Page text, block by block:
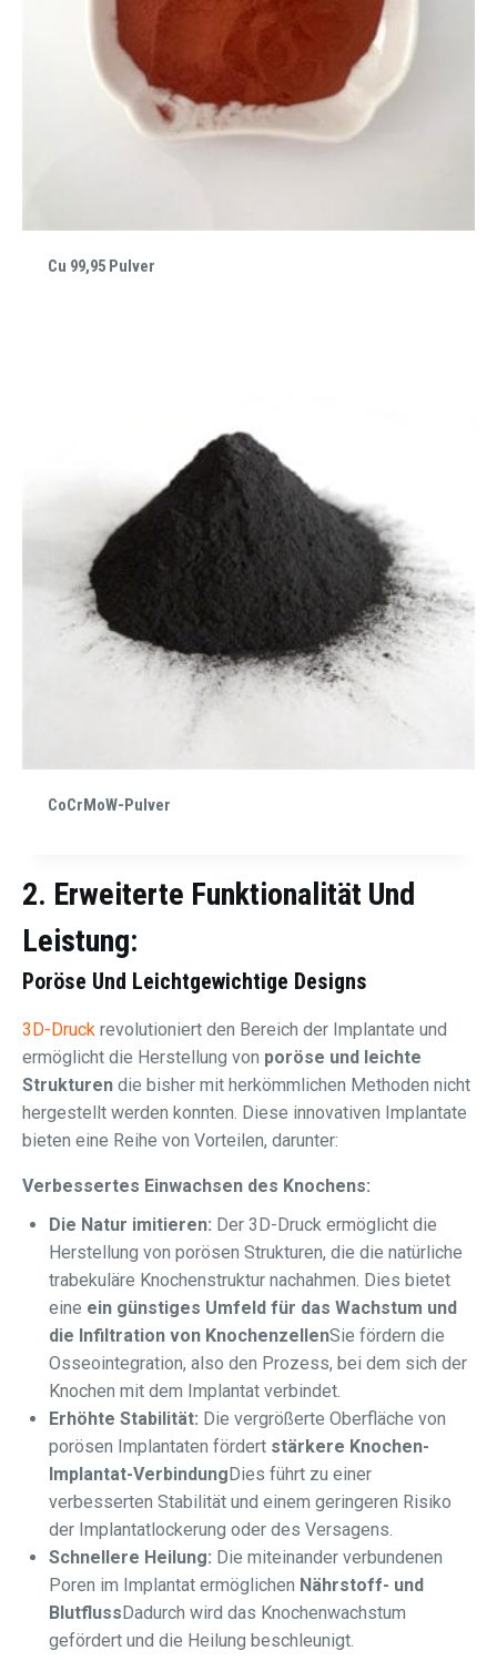
Cu 99,95 Pulver
CoCrMoW-Pulver
2. Erweiterte Funktionalität Und
Leistung:
Poröse Und Leichtgewichtige Designs
3D-Druck revolutioniert den Bereich der Implantate und
ermöglicht die Herstellung von poröse und leichte
Strukturen die bisher mit herkömmlichen Methoden nicht
hergestellt werden konnten. Diese innovativen Implantate
bieten eine Reihe von Vorteilen, darunter:
Verbessertes Einwachsen des Knochens:
Die Natur imitieren: Der 3D-Druck ermöglicht die
Herstellung von porösen Strukturen, die die natürliche
trabekuläre Knochenstruktur nachahmen. Dies bietet
eine ein günstiges Umfeld für das Wachstum und
die Infiltration von KnochenzellenSie fördern die
Osseointegration, also den Prozess, bei dem sich der
Knochen mit dem Implantat verbindet.
Erhöhte Stabilität: Die vergrößerte Oberfläche von
porösen Implantaten fördert stärkere Knochen-
Implantat-Verbindung Dies führt zu einer
verbesserten Stabilität und einem geringeren Risiko
der Implantatlockerung oder des Versagens.
Schnellere Heilung: Die miteinander verbundenen
Poren im Implantat ermöglichen Nährstoff- und
Blutfluss Dadurch wird das Knochenwachstum
gefördert und die Heilung beschleunigt.